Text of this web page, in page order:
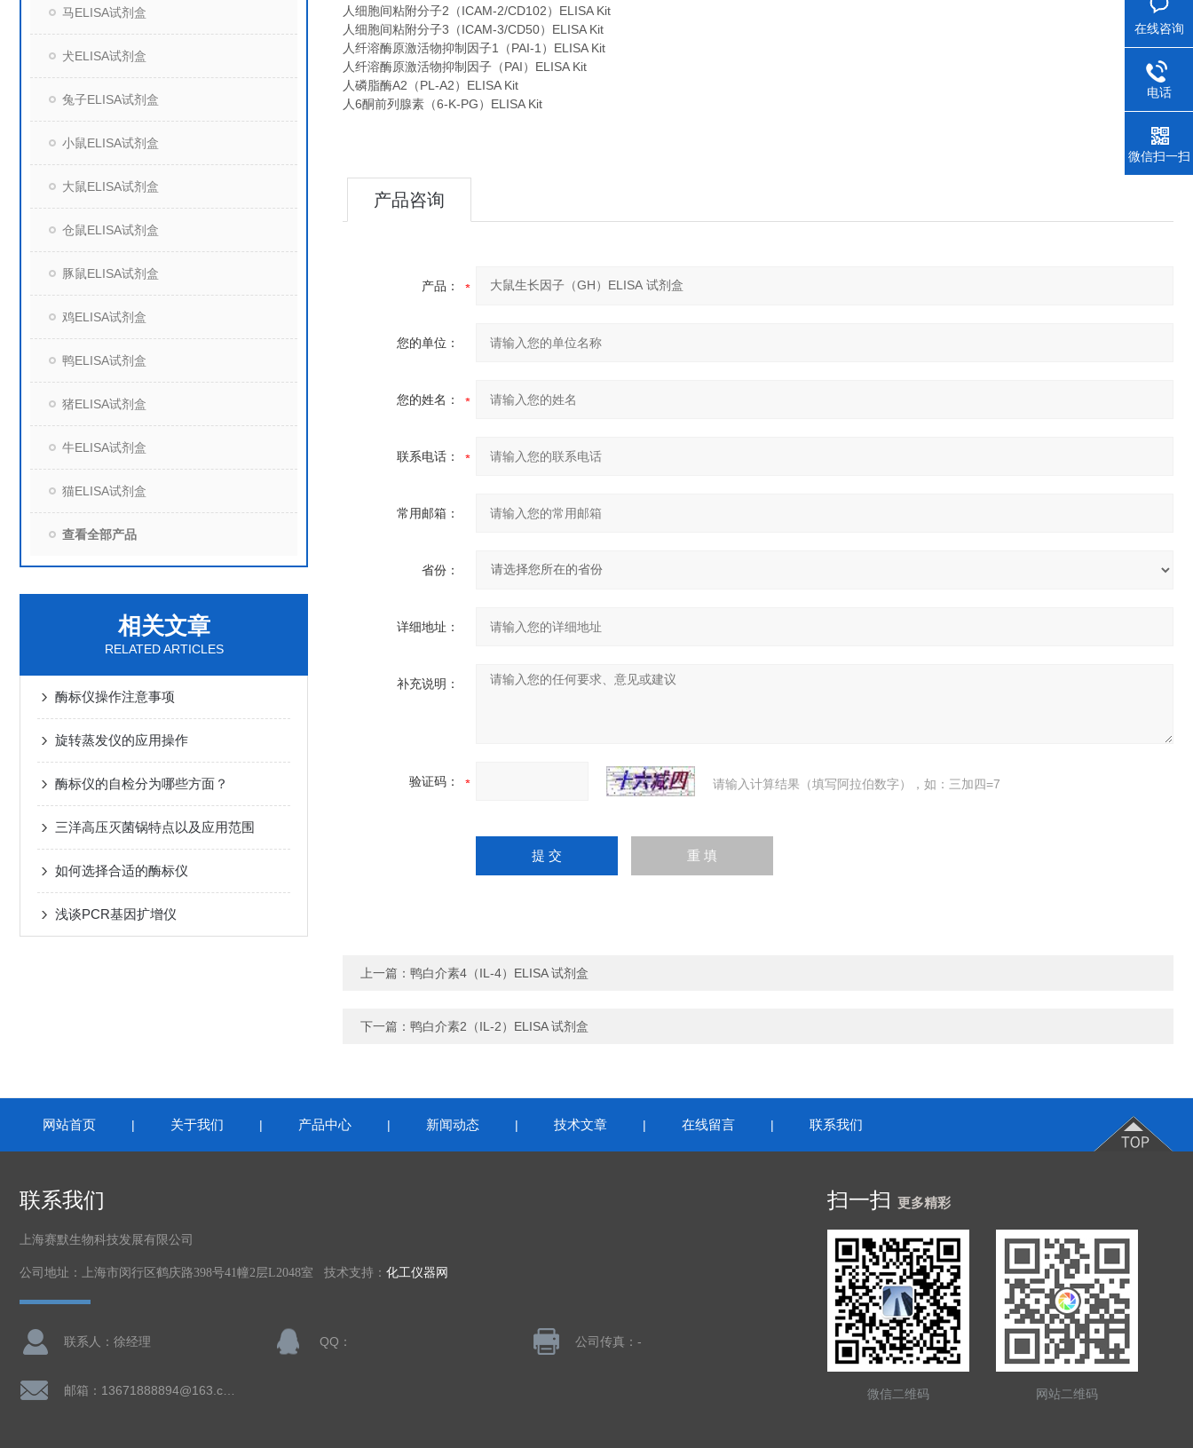
马ELISA试剂盒
犬ELISA试剂盒
兔子ELISA试剂盒
小鼠ELISA试剂盒
大鼠ELISA试剂盒
仓鼠ELISA试剂盒
豚鼠ELISA试剂盒
鸡ELISA试剂盒
鸭ELISA试剂盒
猪ELISA试剂盒
牛ELISA试剂盒
猫ELISA试剂盒
查看全部产品
相关文章
RELATED ARTICLES
酶标仪操作注意事项
旋转蒸发仪的应用操作
酶标仪的自检分为哪些方面？
三洋高压灭菌锅特点以及应用范围
如何选择合适的酶标仪
浅谈PCR基因扩增仪
人细胞间粘附分子2（ICAM-2/CD102）ELISA Kit
人细胞间粘附分子3（ICAM-3/CD50）ELISA Kit
人纤溶酶原激活物抑制因子1（PAI-1）ELISA Kit
人纤溶酶原激活物抑制因子（PAI）ELISA Kit
人磷脂酶A2（PL-A2）ELISA Kit
人6酮前列腺素（6-K-PG）ELISA Kit
产品咨询
产品：
您的单位：
您的姓名：
联系电话：
常用邮箱：
省份：
详细地址：
补充说明：
验证码： 请输入计算结果（填写阿拉伯数字），如：三加四=7
上一篇： 鸭白介素4（IL-4）ELISA 试剂盒
下一篇： 鸭白介素2（IL-2）ELISA 试剂盒
网站首页 | 关于我们 | 产品中心 | 新闻动态 | 技术文章 | 在线留言 | 联系我们
联系我们
上海赛默生物科技发展有限公司
公司地址：上海市闵行区鹤庆路398号41幢2层L2048室 技术支持： 化工仪器网
联系人：徐经理 QQ： 公司传真：-
扫一扫 更多精彩
微信二维码 网站二维码
在线咨询
电话
微信扫一扫